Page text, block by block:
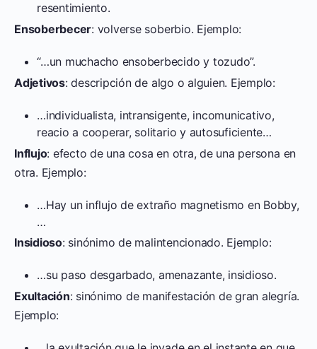
resentimiento.
Ensoberbecer: volverse soberbio. Ejemplo:
“…un muchacho ensoberbecido y tozudo”.
Adjetivos: descripción de algo o alguien. Ejemplo:
…individualista, intransigente, incomunicativo,
reacio a cooperar, solitario y autosuficiente…
Influjo: efecto de una cosa en otra, de una persona en
otra. Ejemplo:
…Hay un influjo de extraño magnetismo en Bobby,
…
Insidioso: sinónimo de malintencionado. Ejemplo:
…su paso desgarbado, amenazante, insidioso.
Exultación: sinónimo de manifestación de gran alegría.
Ejemplo: